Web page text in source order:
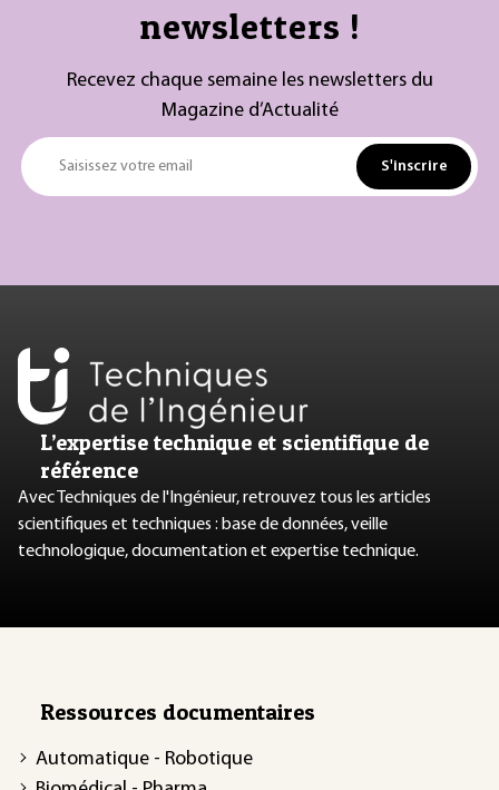
newsletters !
Recevez chaque semaine les newsletters du
Magazine d’Actualité
Saisissez votre email S'inscrire
L’expertise technique et scientifique de
référence
Avec Techniques de l'Ingénieur, retrouvez tous les articles
scientifiques et techniques : base de données, veille
technologique, documentation et expertise technique.
Ressources documentaires
Automatique - Robotique